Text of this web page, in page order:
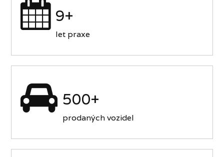
9+
let praxe
500+
prodaných vozidel